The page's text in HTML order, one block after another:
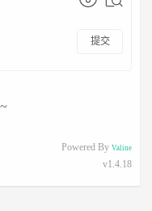
提交
Powered By Valine
v1.4.18